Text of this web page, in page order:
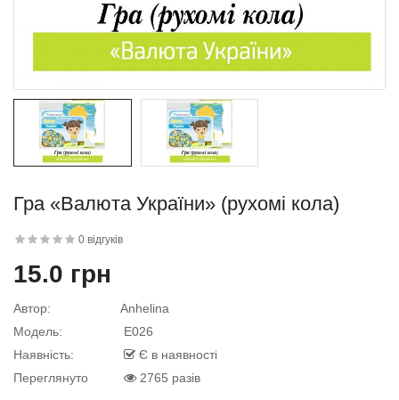
дитини»..
матеріал
Гра «Валюта України» (рухомі кола)
0 відгуків
15.0 грн
Автор:
Anhelina
Модель:
E026
Наявність:
Є в наявності
Переглянуто
2765 разів